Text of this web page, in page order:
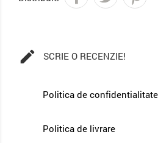
 SCRIE O RECENZIE!
Politica de confidentialitate
Politica de livrare